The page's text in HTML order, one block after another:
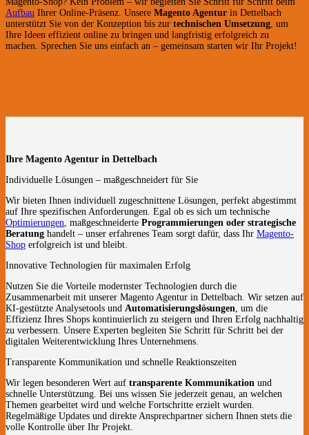
Aufbau Ihrer Online-Präsenz. Unsere Magento Agentur in Dettelbach
unterstützt Sie von der Konzeption bis zur technischen Umsetzung , um
Ihre Ideen effizient online zu bringen und langfristig erfolgreich zu
machen. Sprechen Sie uns einfach an – gemeinsam starten wir Ihr Projekt!
Ihre Magento Agentur in Dettelbach
Individuelle Lösungen – maßgeschneidert für Sie
Wir bieten Ihnen individuell zugeschnittene Lösungen, perfekt abgestimmt
auf Ihre spezifischen Anforderungen. Egal ob es sich um technische
Optimierungen , maßgeschneiderte Programmierungen oder strategische
Beratung handelt – unser erfahrenes Team sorgt dafür, dass Ihr Magento-
Shop erfolgreich ist und bleibt.
Innovative Technologien für maximalen Erfolg
Nutzen Sie die Vorteile modernster Technologien durch die
Zusammenarbeit mit unserer Magento Agentur in Dettelbach. Wir setzen auf
KI-gestützte Analysetools und Automatisierungslösungen , um die
Effizienz Ihres Shops kontinuierlich zu steigern und Ihren Erfolg nachhaltig
zu verbessern. Unsere Experten begleiten Sie Schritt für Schritt bei der
digitalen Weiterentwicklung Ihres Unternehmens.
Transparente Kommunikation und schnelle Reaktionszeiten
Wir legen besonderen Wert auf transparente Kommunikation und
schnelle Unterstützung. Bei uns wissen Sie jederzeit genau, an welchen
Themen gearbeitet wird und welche Fortschritte erzielt wurden.
Regelmäßige Updates und direkte Ansprechpartner sichern Ihnen stets die
volle Kontrolle über Ihr Projekt.